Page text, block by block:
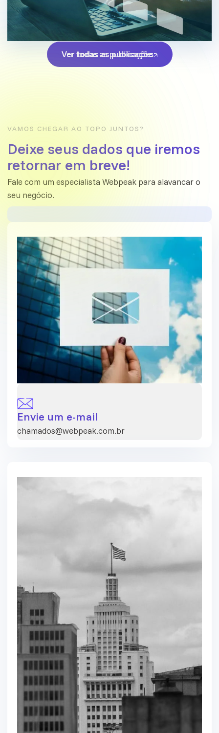
Ver todas as publicações
Ver todas as publicações
VAMOS CHEGAR AO TOPO JUNTOS?
Deixe seus dados que iremos
retornar em breve!
Fale com um especialista Webpeak para alavancar o
seu negócio.
Envie um e-mail
chamados@webpeak.com.br